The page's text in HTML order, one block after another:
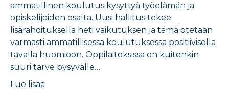
ammatillinen koulutus kysyttyä työelämän ja
opiskelijoiden osalta. Uusi hallitus tekee
lisärahoituksella heti vaikutuksen ja tämä otetaan
varmasti ammatillisessa koulutuksessa positiivisella
tavalla huomioon. Oppilaitoksissa on kuitenkin
suuri tarve pysyvälle…
Lue lisää